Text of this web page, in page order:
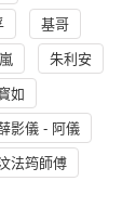
基哥
朱利安
如
影儀 - 阿儀
法筠師傅